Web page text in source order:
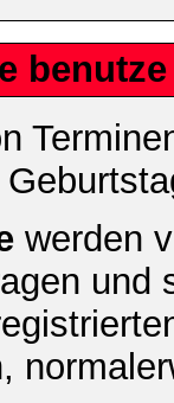
werden
und